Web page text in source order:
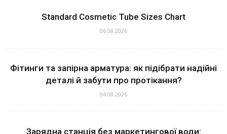
Standard Cosmetic Tube Sizes Chart
06.08.2026
Фітинги та запірна арматура: як підібрати надійні
деталі й забути про протікання?
04.08.2026
Зарядна станція без маркетингової води: